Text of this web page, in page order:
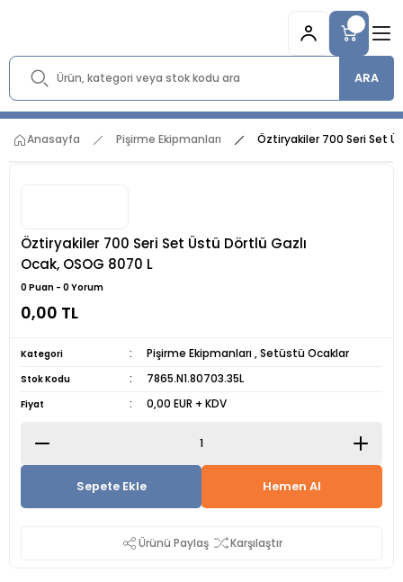
ARA
Anasayfa Pişirme Ekipmanları Öztiryakiler 700 Seri Set
Öztiryakiler 700 Seri Set Üstü Dörtlü Gazlı
Ocak, OSOG 8070 L
0 Puan - 0 Yorum
0,00 TL
Kategori Pişirme Ekipmanları ,Setüstü Ocaklar
Stok Kodu 7865.N1.80703.35L
Fiyat 0,00 EUR + KDV
Sepete Ekle Hemen Al
Ürünü Paylaş Karşılaştır